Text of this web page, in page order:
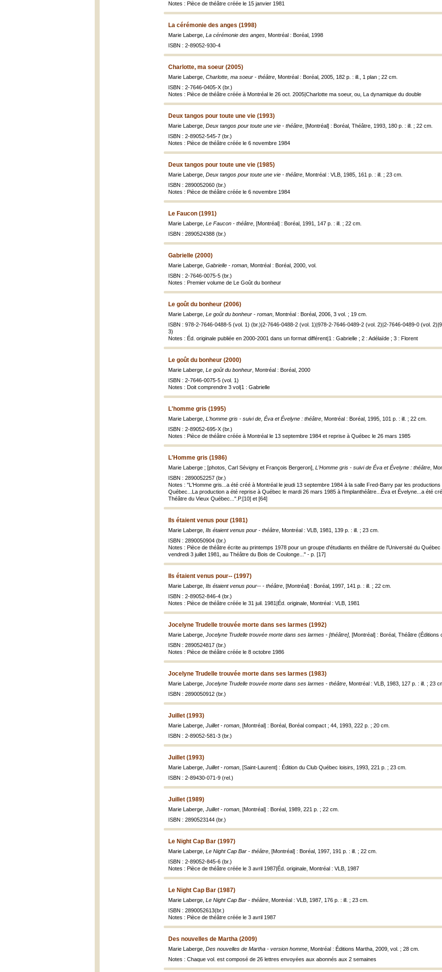
Notes : Pièce de théâtre créée le 15 janvier 1981
La cérémonie des anges (1998)
Marie Laberge, La cérémonie des anges , Montréal : Boréal, 1998
ISBN : 2-89052-930-4
Charlotte, ma soeur (2005)
Marie Laberge, Charlotte, ma soeur - théâtre , Montréal : Boréal, 2005, 182 p. : ill., 1 plan ; 22 cm.
ISBN : 2-7646-0405-X (br.)
Notes : Pièce de théâtre créée à Montréal le 26 oct. 2005|Charlotte ma soeur, ou, La dynamique du double
Deux tangos pour toute une vie (1993)
Marie Laberge, Deux tangos pour toute une vie - théâtre , [Montréal] : Boréal, Théâtre, 1993, 180 p. : ill. ; 22 cm.
ISBN : 2-89052-545-7 (br.)
Notes : Pièce de théâtre créée le 6 novembre 1984
Deux tangos pour toute une vie (1985)
Marie Laberge, Deux tangos pour toute une vie - théâtre , Montréal : VLB, 1985, 161 p. : ill. ; 23 cm.
ISBN : 2890052060 (br.)
Notes : Pièce de théâtre créée le 6 novembre 1984
Le Faucon (1991)
Marie Laberge, Le Faucon - théâtre , [Montréal] : Boréal, 1991, 147 p. : ill. ; 22 cm.
ISBN : 2890524388 (br.)
Gabrielle (2000)
Marie Laberge, Gabrielle - roman , Montréal : Boréal, 2000, vol.
ISBN : 2-7646-0075-5 (br.)
Notes : Premier volume de Le Goût du bonheur
Le goût du bonheur (2006)
Marie Laberge, Le goût du bonheur - roman , Montréal : Boréal, 2006, 3 vol. ; 19 cm.
ISBN : 978-2-7646-0488-5 (vol. 1) (br.)|2-7646-0488-2 (vol. 1)|978-2-7646-0489-2 (vol. 2)|2-7646-0489-0 (vol.
3)
Notes : Éd. originale publiée en 2000-2001 dans un format différent|1 : Gabrielle ; 2 : Adélaïde ; 3 : Florent
Le goût du bonheur (2000)
Marie Laberge, Le goût du bonheur , Montréal : Boréal, 2000
ISBN : 2-7646-0075-5 (vol. 1)
Notes : Doit comprendre 3 vol|1 : Gabrielle
L'homme gris (1995)
Marie Laberge, L'homme gris - suivi de, Éva et Évelyne : théâtre , Montréal : Boréal, 1995, 101 p. : ill. ; 22 cm.
ISBN : 2-89052-695-X (br.)
Notes : Pièce de théâtre créée à Montréal le 13 septembre 1984 et reprise à Québec le 26 mars 1985
L'Homme gris (1986)
Marie Laberge ; [photos, Carl Sévigny et François Bergeron], L'Homme gris - suivi de Éva et Évelyne : théâtre ,
ISBN : 2890052257 (br.)
Notes : "L'Homme gris...a été créé à Montréal le jeudi 13 septembre 1984 à la salle Fred-Barry par les
Québec...La production a été reprise à Québec le mardi 26 mars 1985 à l'Implanthéâtre...Éva et Évelyne...a été
Théâtre du Vieux Québec...".P.[10] et [64]
Ils étaient venus pour (1981)
Marie Laberge, Ils étaient venus pour - théâtre , Montréal : VLB, 1981, 139 p. : ill. ; 23 cm.
ISBN : 2890050904 (br.)
Notes : Pièce de théâtre écrite au printemps 1978 pour un groupe d'étudiants en théâtre de l'Université du
vendredi 3 juillet 1981, au Théâtre du Bois de Coulonge..." - p. [17]
Ils étaient venus pour-- (1997)
Marie Laberge, Ils étaient venus pour-- - théâtre , [Montréal] : Boréal, 1997, 141 p. : ill. ; 22 cm.
ISBN : 2-89052-846-4 (br.)
Notes : Pièce de théâtre créée le 31 juil. 1981|Éd. originale, Montréal : VLB, 1981
Jocelyne Trudelle trouvée morte dans ses larmes (1992)
Marie Laberge, Jocelyne Trudelle trouvée morte dans ses larmes - [théâtre], [Montréal] : Boréal, Théâtre (Éditions
ISBN : 2890524817 (br.)
Notes : Pièce de théâtre créée le 8 octobre 1986
Jocelyne Trudelle trouvée morte dans ses larmes (1983)
Marie Laberge, Jocelyne Trudelle trouvée morte dans ses larmes - théâtre , Montréal : VLB, 1983, 127 p. : ill. ; 23
ISBN : 2890050912 (br.)
Juillet (1993)
Marie Laberge, Juillet - roman , [Montréal] : Boréal, Boréal compact ; 44, 1993, 222 p. ; 20 cm.
ISBN : 2-89052-581-3 (br.)
Juillet (1993)
Marie Laberge, Juillet - roman , [Saint-Laurent] : Édition du Club Québec loisirs, 1993, 221 p. ; 23 cm.
ISBN : 2-89430-071-9 (rel.)
Juillet (1989)
Marie Laberge, Juillet - roman , [Montréal] : Boréal, 1989, 221 p. ; 22 cm.
ISBN : 2890523144 (br.)
Le Night Cap Bar (1997)
Marie Laberge, Le Night Cap Bar - théâtre , [Montréal] : Boréal, 1997, 191 p. : ill. ; 22 cm.
ISBN : 2-89052-845-6 (br.)
Notes : Pièce de théâtre créée le 3 avril 1987|Éd. originale, Montréal : VLB, 1987
Le Night Cap Bar (1987)
Marie Laberge, Le Night Cap Bar - théâtre , Montréal : VLB, 1987, 176 p. : ill. ; 23 cm.
ISBN : 2890052613(br.)
Notes : Pièce de théâtre créée le 3 avril 1987
Des nouvelles de Martha (2009)
Marie Laberge, Des nouvelles de Martha - version homme , Montréal : Éditions Martha, 2009, vol. ; 28 cm.
Notes : Chaque vol. est composé de 26 lettres envoyées aux abonnés aux 2 semaines